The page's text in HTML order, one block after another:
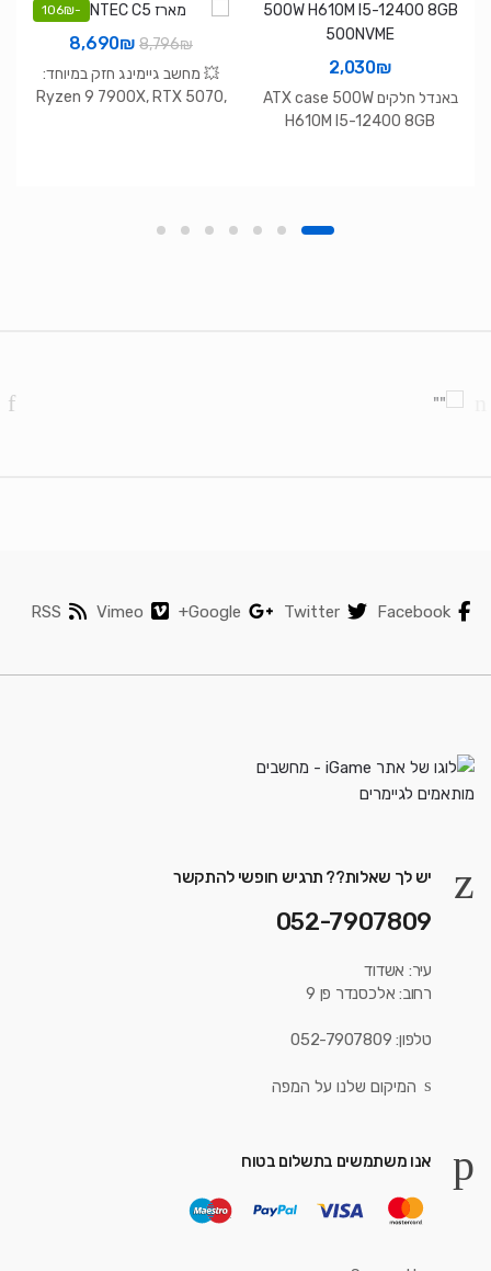
2,030₪
באנדל חלקים ATX case 500W
H610M I5-12400 8GB
-
106₪
8,796₪
המחיר
המקורי
היה:
8,690₪
המחיר
הנוכחי
הוא:
💥 מחשב גיימינג חזק במיוחד:
Ryzen 9 7900X, RTX 5070,
Facebook
Twitter
Google+
Vimeo
RSS
יש לך שאלות?? תרגיש חופשי להתקשר
052-7907809
עיר: אשדוד
רחוב: אלכסנדר פן 9
טלפון: 052-7907809
המיקום שלנו על המפה
אנו משתמשים בתשלום בטוח